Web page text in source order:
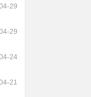
29
29
24
21